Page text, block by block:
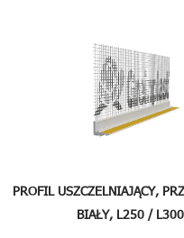
PROFIL USZCZELNIAJĄCY,
BIAŁY, L250 / L300